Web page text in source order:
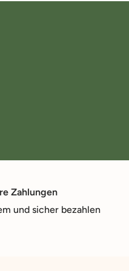
Zahlungen
und sicher bezahlen